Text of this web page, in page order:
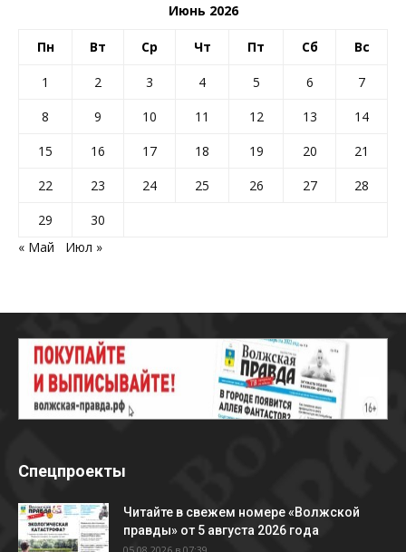
Июнь 2026
Пн Вт Ср Чт Пт Сб Вс
1 2 3 4 5 6
7
8
9 10 11 12 13
14
15
16 17 18 19 20
21
22
23 24 25 26 27
28
29
30
« Май
Июл »
Спецпроекты
Читайте в свежем номере «Волжской
правды» от 5 августа 2026 года